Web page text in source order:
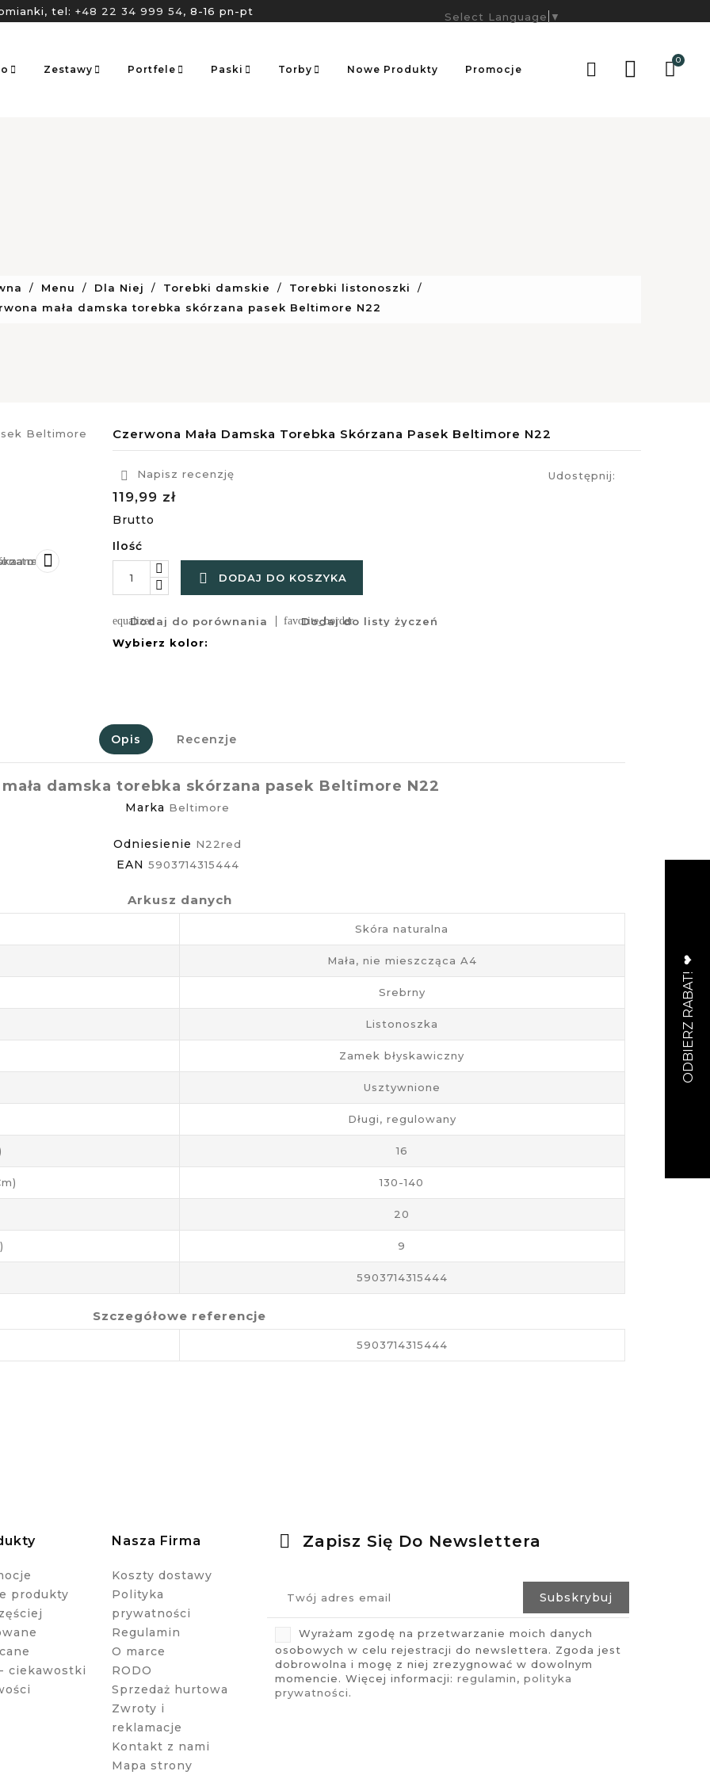
tel: +48 22 34 999 54, 8-16 pn-pt
0

Zestawy Portfele Paski Torby Nowe Produkty Promocje
Select Language ▼
Menu Dla Niej Torebki damskie
Torebki listonoszki
mała damska torebka skórzana pasek Beltimore N22

Czerwona Mała Damska Torebka Skórzana Pasek Beltimore N22
 Napisz recenzję Udostępnij:
119,99 zł
Brutto
Ilość
 DODAJ DO KOSZYKA
equalizer
Dodaj do porównania favorite_border
Dodaj do listy życzeń
Wybierz kolor:
Opis Recenzje
damska torebka skórzana pasek Beltimore N22
Marka Beltimore
Odniesienie N22red
EAN 5903714315444
Arkusz danych
Skóra naturalna
Mała, nie mieszcząca A4
Srebrny
Listonoszka
Zamek błyskawiczny
Usztywnione
Długi, regulowany
16
130-140
20
9
5903714315444
Szczegółowe referencje
5903714315444
Zapisz Się Do Newslettera
Wyrażam zgodę na przetwarzanie moich danych
osobowych w celu rejestracji do newslettera. Zgoda jest
dobrowolna i mogę z niej zrezygnować w dowolnym
momencie. Więcej informacji: regulamin, polityka
prywatności.
produkty
ciekawostki
Nasza Firma
Koszty dostawy
Polityka
prywatności
Regulamin
O marce
RODO
Sprzedaż hurtowa
Zwroty i
reklamacje
Kontakt z nami
Mapa strony